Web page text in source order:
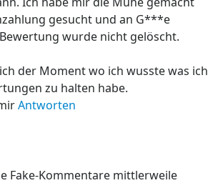
gesucht und an G***e
wurde nicht gelöscht.
der Moment wo ich wusste was ich
zu halten habe.
Antworten
Fake-Kommentare mittlerweile